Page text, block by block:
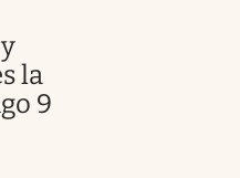
la
9